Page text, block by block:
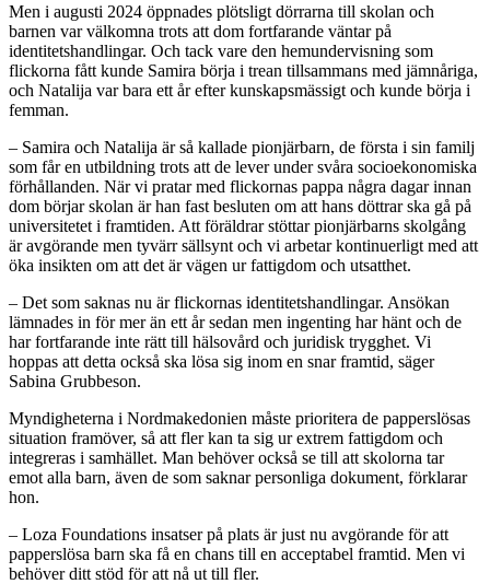
Men i augusti 2024 öppnades plötsligt dörrarna till skolan och
barnen var välkomna trots att dom fortfarande väntar på
identitetshandlingar. Och tack vare den hemundervisning som
flickorna fått kunde Samira börja i trean tillsammans med jämnåriga,
och Natalija var bara ett år efter kunskapsmässigt och kunde börja i
femman.
– Samira och Natalija är så kallade pionjärbarn, de första i sin familj
som får en utbildning trots att de lever under svåra socioekonomiska
förhållanden. När vi pratar med flickornas pappa några dagar innan
dom börjar skolan är han fast besluten om att hans döttrar ska gå på
universitetet i framtiden. Att föräldrar stöttar pionjärbarns skolgång
är avgörande men tyvärr sällsynt och vi arbetar kontinuerligt med att
öka insikten om att det är vägen ur fattigdom och utsatthet.
– Det som saknas nu är flickornas identitetshandlingar. Ansökan
lämnades in för mer än ett år sedan men ingenting har hänt och de
har fortfarande inte rätt till hälsovård och juridisk trygghet. Vi
hoppas att detta också ska lösa sig inom en snar framtid, säger
Sabina Grubbeson.
Myndigheterna i Nordmakedonien måste prioritera de papperslösas
situation framöver, så att fler kan ta sig ur extrem fattigdom och
integreras i samhället. Man behöver också se till att skolorna tar
emot alla barn, även de som saknar personliga dokument, förklarar
hon.
– Loza Foundations insatser på plats är just nu avgörande för att
papperslösa barn ska få en chans till en acceptabel framtid. Men vi
behöver ditt stöd för att nå ut till fler.